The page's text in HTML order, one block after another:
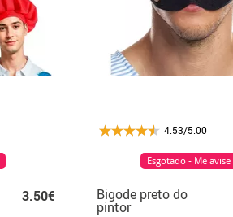
3.50€
4.53/5.00
Bigode preto do
pintor
Esgotado - Me avise